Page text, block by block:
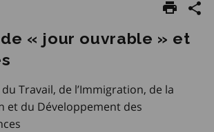
« jour ouvrable » et
Travail, de l’Immigration, de la
et du Développement des